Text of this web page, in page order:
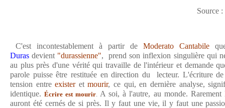
Source :
C'est incontestablement à partir de Moderato Cantabile
Duras devient "durassienne", prend son inflexion singulière qui
au plus près d'une vérité qui travaille de l'intérieur et demande
parole puisse être restituée en direction du lecteur. L'écriture
tension entreexisteretmourir, ce qui, en dernière analyse,
identique.Écrire est mourir. A soi, à l'autre, au monde.
auront été cernés de si près. Il y faut une vie, il y faut une